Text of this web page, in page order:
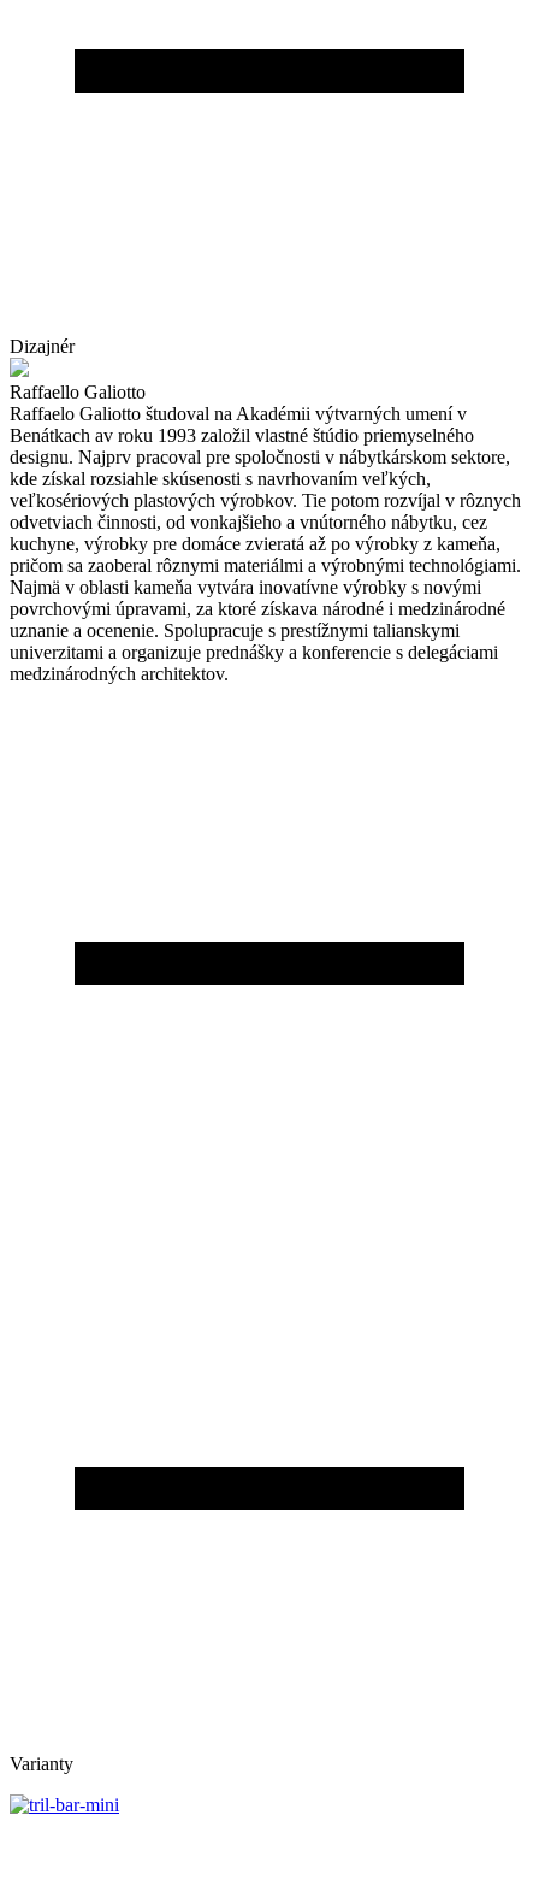
Dizajnér
Raffaello Galiotto
Raffaelo Galiotto študoval na Akadémii výtvarných umení v
Benátkach av roku 1993 založil vlastné štúdio priemyselného
designu. Najprv pracoval pre spoločnosti v nábytkárskom sektore,
kde získal rozsiahle skúsenosti s navrhovaním veľkých,
veľkosériových plastových výrobkov. Tie potom rozvíjal v rôznych
odvetviach činnosti, od vonkajšieho a vnútorného nábytku, cez
kuchyne, výrobky pre domáce zvieratá až po výrobky z kameňa,
pričom sa zaoberal rôznymi materiálmi a výrobnými technológiami.
Najmä v oblasti kameňa vytvára inovatívne výrobky s novými
povrchovými úpravami, za ktoré získava národné i medzinárodné
uznanie a ocenenie. Spolupracuje s prestížnymi talianskymi
univerzitami a organizuje prednášky a konferencie s delegáciami
medzinárodných architektov.
Varianty